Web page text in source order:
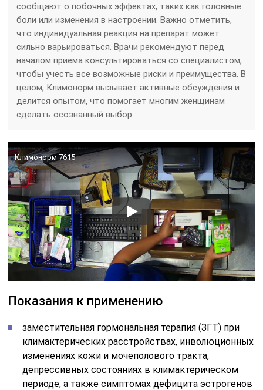
сообщают о побочных эффектах, таких как головные
боли или изменения в настроении. Важно отметить,
что индивидуальная реакция на препарат может
сильно варьироваться. Врачи рекомендуют перед
началом приема консультироваться со специалистом,
чтобы учесть все возможные риски и преимущества. В
целом, Климонорм вызывает активные обсуждения и
делится опытом, что помогает многим женщинам
сделать осознанный выбор.
Климонорм 7615
Показания к применению
заместительная гормональная терапия (ЗГТ) при
климактерических расстройствах, инволюционных
изменениях кожи и мочеполового тракта,
депрессивных состояниях в климактерическом
периоде, а также симптомах дефицита эстрогенов